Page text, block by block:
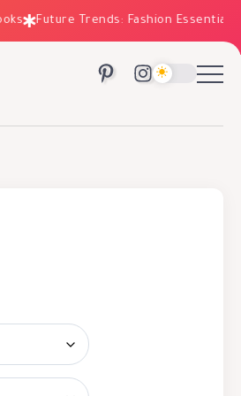
Future Trends: Fashion Essentials for